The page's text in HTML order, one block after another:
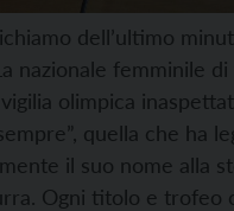
dell’ultimo
nazionale femminile
olimpica
quella che ha
il suo nome alla
Ogni titolo e trofeo